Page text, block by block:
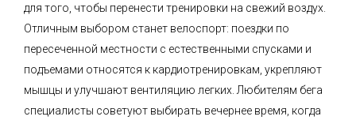
для того, чтобы перенести тренировки на свежий воздух.
Отличным выбором станет велоспорт: поездки по
пересеченной местности с естественными спусками и
подъемами относятся к кардиотренировкам, укрепляют
мышцы и улучшают вентиляцию легких. Любителям бега
специалисты советуют выбирать вечернее время, когда